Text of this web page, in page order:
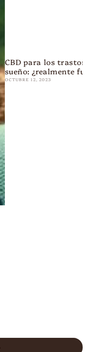
CBD para los
sueño: ¿realmente
OCTUBRE 12, 2023